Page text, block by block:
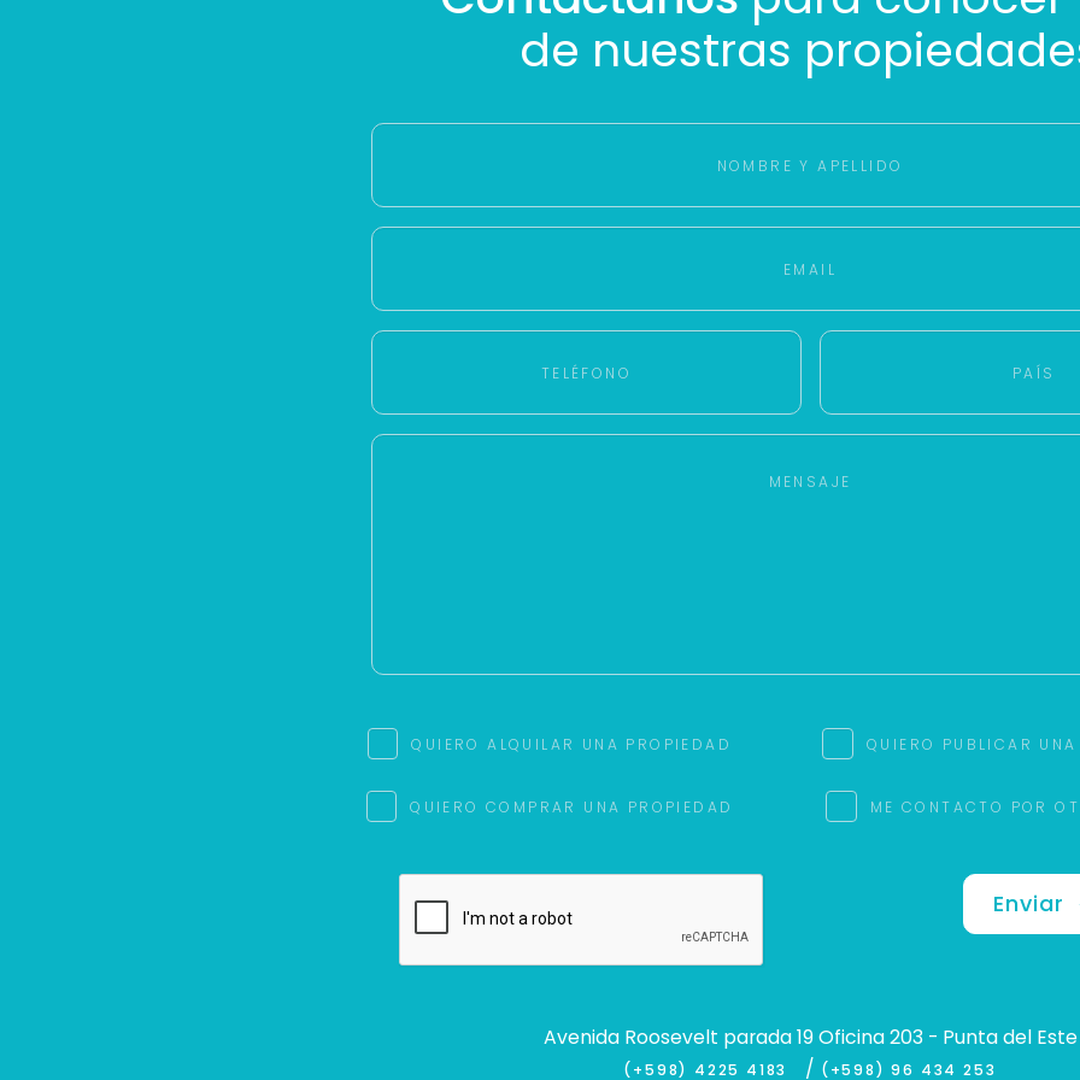
de nuestras
QUIERO ALQUILAR UNA PROPIEDAD QUIERO PUBLICAR
QUIERO COMPRAR UNA PROPIEDAD ME CONTACTO POR
Enviar
Avenida Roosevelt parada 19 Oficina 203 - Punta del Este
(+598) 4225 4183 / (+598) 96 434 253